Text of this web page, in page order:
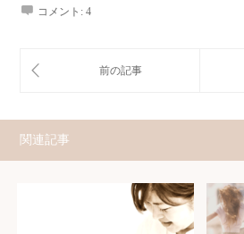
コメント: 4
関連記事